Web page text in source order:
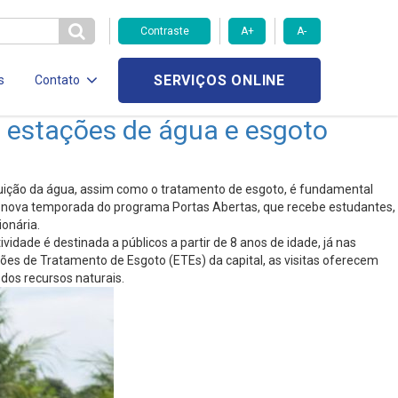
Contraste A+ A-
Contato SERVIÇOS ONLINE
de água e esgoto
da água, assim como o tratamento de esgoto, é fundamental
temporada do programa Portas Abertas, que recebe estudantes,
é destinada a públicos a partir de 8 anos de idade, já nas
de Tratamento de Esgoto (ETEs) da capital, as visitas oferecem
recursos naturais.